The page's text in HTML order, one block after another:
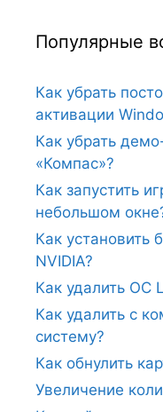
Популярные
Как убрать
активации
Как убрать
«Компас»?
Как запустить
небольшом
Как установить
NVIDIA?
Как удалить ОС
Как удалить с
систему?
Как обнулить
Увеличение